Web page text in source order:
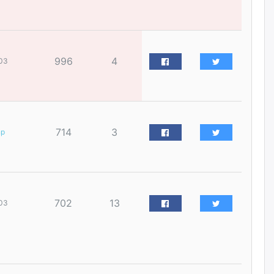
дурдлаа
Өмгөөлөгч Б.Оюунбилэг:
хууль хяналтын байгууллагаар
зогсоож, Арабын орнуудаас
996 4
714 3
702 13